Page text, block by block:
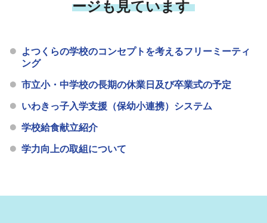
ージも見ています
よつくらの学校のコンセプトを考えるフリーミーティ
ング
市立小・中学校の長期の休業日及び卒業式の予定
いわきっ子入学支援（保幼小連携）システム
学校給食献立紹介
学力向上の取組について